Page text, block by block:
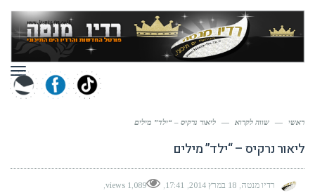
ראשי — שווה לקרוא — ליאור נרקיס – “ילד” מילים
ליאור נרקיס – “ילד” מילים
רדיו מנטה 18 במרץ 2014 17:41
1,089 views